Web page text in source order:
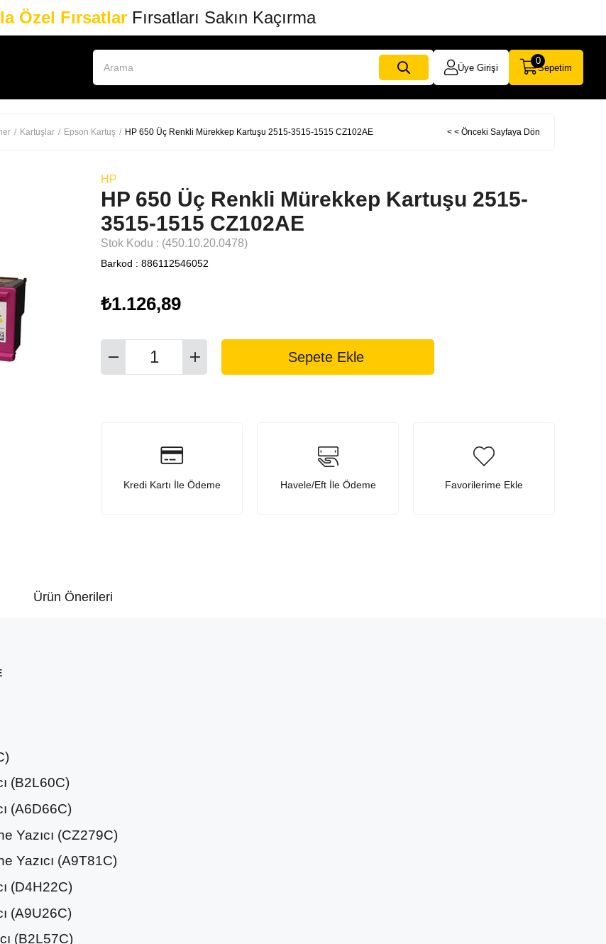
Özel FırsatlarFırsatları Sakın Kaçırma
Üye Girişi Sepetim
0
Kartuşlar Epson Kartuş HP 650 Üç Renkli Mürekkep Kartuşu 2515-3515-1515 CZ102AE < < Önceki Sayfaya Dön
HP
HP 650 Üç Renkli Mürekkep Kartuşu 2515-
3515-1515 CZ102AE
Stok Kodu (450.10.20.0478)
Barkod : 886112546052
₺1.126,89
Kredi Kartı İle Ödeme Havele/Eft İle Ödeme Favorilerime Ekle
Ürün Önerileri
(B2L60C)
(A6D66C)
Yazıcı (CZ279C)
Yazıcı (A9T81C)
(D4H22C)
(A9U26C)
(B2L57C)